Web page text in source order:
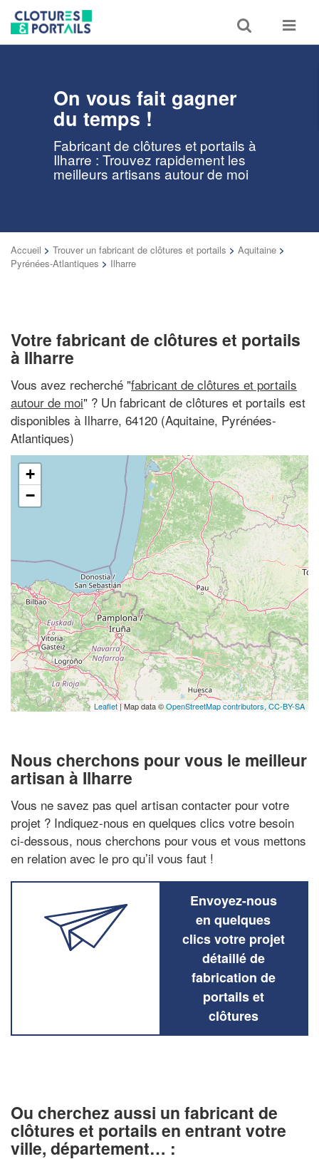
Toggle
search
Toggle
On vous fait gagner
du temps !
Fabricant de clôtures et portails à
Ilharre : Trouvez rapidement les
meilleurs artisans autour de moi
Accueil > Trouver un fabricant de clôtures et portails > Aquitaine >
Pyrénées-Atlantiques > Ilharre
Votre fabricant de clôtures et portails
à Ilharre
Vous avez recherché "fabricant de clôtures et portails
autour de moi" ? Un fabricant de clôtures et portails est
disponibles à Ilharre, 64120 (Aquitaine, Pyrénées-
Atlantiques)
+
−
Leaflet| Map data ©OpenStreetMap contributors,CC-BY-SA
Nous cherchons pour vous le meilleur
artisan à Ilharre
Vous ne savez pas quel artisan contacter pour votre
projet ? Indiquez-nous en quelques clics votre besoin
ci-dessous, nous cherchons pour vous et vous mettons
en relation avec le pro qu’il vous faut !
Envoyez-nous
en quelques
clics votre projet
détaillé de
fabrication de
portails et
clôtures
Ou cherchez aussi un fabricant de
clôtures et portails en entrant votre
ville, département… :